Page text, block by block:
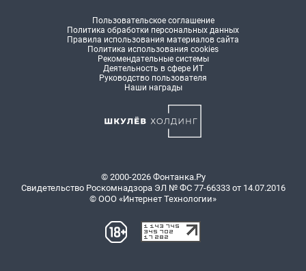
Пользовательское соглашение
Политика обработки персональных данных
Правила использования материалов сайта
Политика использования cookies
Рекомендательные системы
Деятельность в сфере ИТ
Руководство пользователя
Наши награды
© 2000-2026 Фонтанка.Ру
Свидетельство Роскомнадзора ЭЛ № ФС 77-66333 от 14.07.2016
© ООО «Интернет Технологии»